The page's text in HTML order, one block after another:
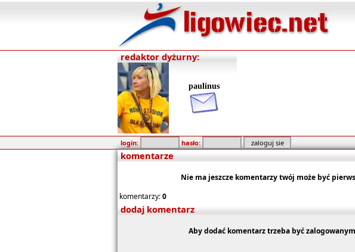
redaktor dyżurny:
paulinus
login: hasło:
komentarze
Nie ma jeszcze komentarzy twój może być
komentarzy:0
dodaj komentarz
Aby dodać komentarz trzeba być